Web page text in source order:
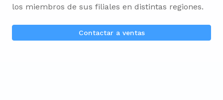
los miembros de sus filiales en distintas regiones.
Contactar a ventas